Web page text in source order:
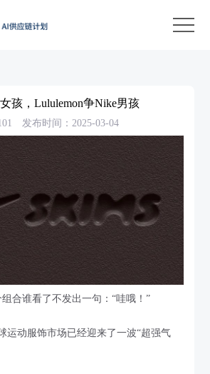
孩，Lululemon争Nike男孩
发布时间：2025-03-04
合谁看了不发出一句：“哇哦！”
运动服饰市场已经迎来了一波“超强气